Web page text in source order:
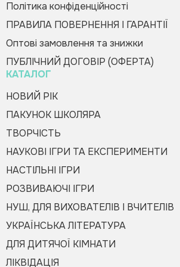
Оформити замовлення
Політика конфіденційності
ПРАВИЛА ПОВЕРНЕННЯ І ГАРАНТІЇ
Оптові замовлення та знижки
ПУБЛІЧНИЙ ДОГОВІР (ОФЕРТА)
КАТАЛОГ
НОВИЙ РІК
ПАКУНОК ШКОЛЯРА
ТВОРЧІСТЬ
НАУКОВІ ІГРИ ТА ЕКСПЕРИМЕНТИ
НАСТІЛЬНІ ІГРИ
РОЗВИВАЮЧІ ІГРИ
НУШ, ДЛЯ ВИХОВАТЕЛІВ І ВЧИТЕЛІВ
УКРАЇНСЬКА ЛІТЕРАТУРА
ДЛЯ ДИТЯЧОЇ КІМНАТИ
ЛІКВІДАЦІЯ